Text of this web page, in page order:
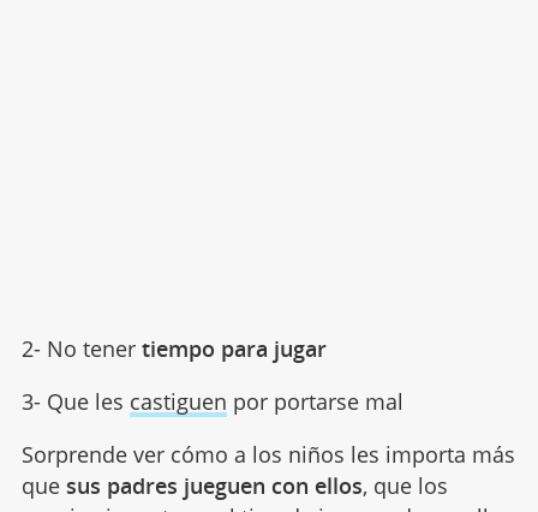
2- No tener tiempo para jugar
3- Que les castiguen por portarse mal
Sorprende ver cómo a los niños les importa más
que sus padres jueguen con ellos, que los